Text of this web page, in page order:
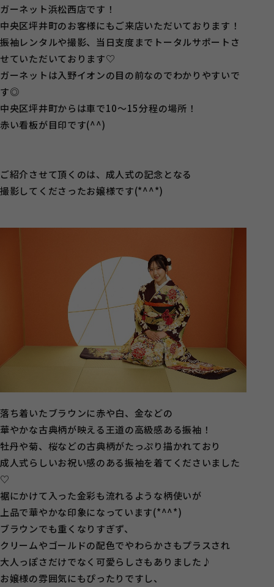
ガーネット浜松西店です！
中央区坪井町のお客様にもご来店いただいております！
振袖レンタルや撮影、当日支度までトータルサポートさ
せていただいております♡
ガーネットは入野イオンの目の前なのでわかりやすいで
す◎
中央区坪井町からは車で10～15分程の場所！
赤い看板が目印です(^^)
ご紹介させて頂くのは、成人式の記念となる
撮影してくださったお嬢様です(*^^*)
落ち着いたブラウンに赤や白、金などの
華やかな古典柄が映える王道の高級感ある振袖！
牡丹や菊、桜などの古典柄がたっぷり描かれており
成人式らしいお祝い感のある振袖を着てくださいました
♡
裾にかけて入った金彩も流れるような柄使いが
上品で華やかな印象になっています(*^^*)
ブラウンでも重くなりすぎず、
クリームやゴールドの配色でやわらかさもプラスされ
大人っぽさだけでなく可愛らしさもありました♪
お嬢様の雰囲気にもぴったりですし、